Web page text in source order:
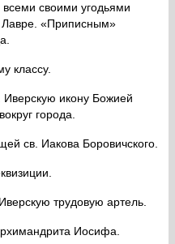
своими угодьями
Лавре. «Приписным»
классу.
икону Божией
города.
св. Иакова Боровичского.
трудовую артель.
Иосифа.